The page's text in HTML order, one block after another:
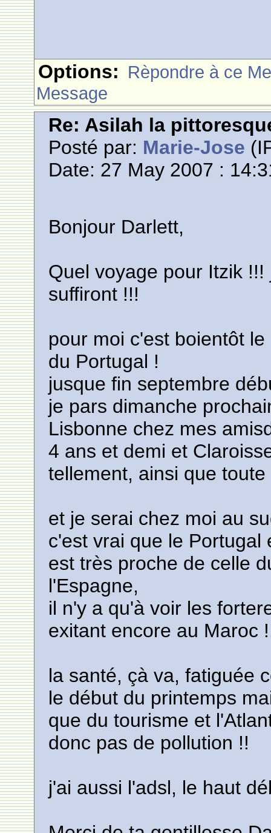
Options: Rèpondre à ce
Message
Re: Asilah la
Posté par: Marie-Jose
Date: 27 May 2007 :
Bonjour Darlett,
Quel voyage pour Itzik
suffiront !!!
pour moi c'est boientôt
du Portugal !
jusque fin septembre
je pars dimanche
Lisbonne chez mes
4 ans et demi et
tellement, ainsi que
et je serai chez moi au
c'est vrai que le
est très proche de celle
l'Espagne,
il n'y a qu'à voir les
exitant encore au Maroc
la santé, çà va, fatiguée
le début du printemps
que du tourisme et
donc pas de pollution !!
j'ai aussi l'adsl, le haut